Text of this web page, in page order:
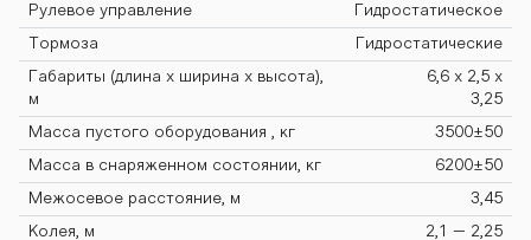
2500М Барс О
С-2500М Барс
Рулевое управление Гидростатическое
Тормоза Гидростатические
Габариты (длина х ширина х высота),
м
6,6 х 2,5 х
3,25
Масса пустого оборудования , кг 3500±50
Масса в снаряженном состоянии, кг 6200±50
Межосевое расстояние, м 3,45
Колея, м 2,1 – 2,25